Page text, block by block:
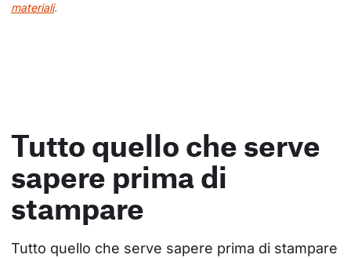
materiali.
Tutto quello che serve
sapere prima di
stampare
Tutto quello che serve sapere prima di stampare